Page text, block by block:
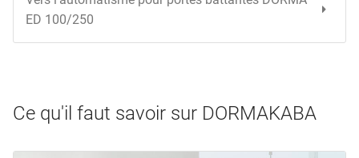
ED 100/250
Ce qu'il faut savoir sur DORMAKABA